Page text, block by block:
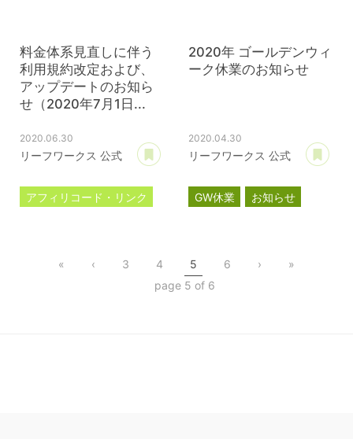
料金体系見直しに伴う
利用規約改定および、
アップデートのお知ら
せ（2020年7月1日...
2020.06.30
リーフワークス 公式
あとで読む
アフィリコード・リンク
2020年 ゴールデンウィ
ーク休業のお知らせ
2020.04.30
リーフワークス 公式
GW休業 お知らせ
« ‹ 3 4 5 6 ›
»
page 5 of 6